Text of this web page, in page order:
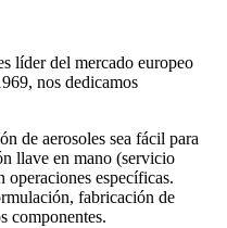
líder del mercado europeo
nos dedicamos
de aerosoles sea fácil para
llave en mano (servicio
específicas.
fabricación de
componentes.